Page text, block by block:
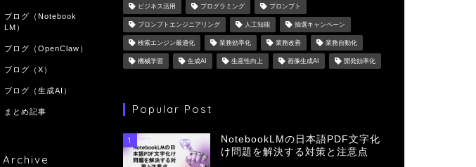
ブログ（Notebook
LM）
ブログ（OpenClaw）
ブログ（X）
ブログ（生成AI）
まとめ記事
Archive
ビジネス活用 プログラミング プロンプト
プロンプトエンジニアリング 人工知能 抽選キャンペーン
検索エンジン最適化 業務効率化 業務改善 業務自動化
機械学習 生成AI 生産性向上 画像生成AI 開発効率化
Popular Post
1
NotebookLMの日本語PDF文字化
け問題を解決する対策と注意点